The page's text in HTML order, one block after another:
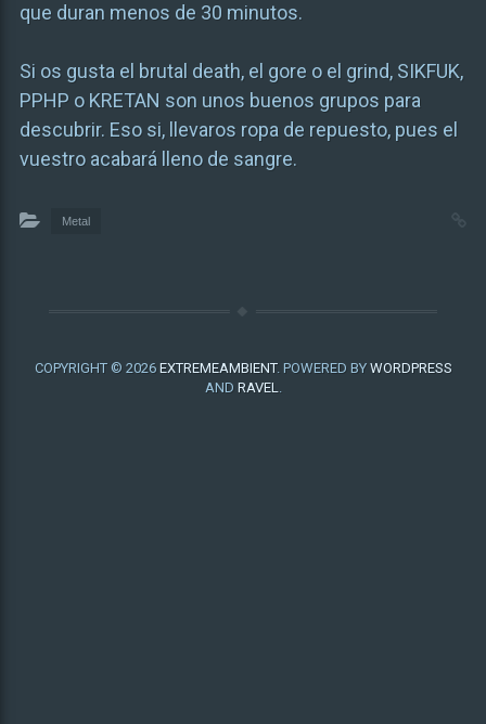
que duran menos de 30 minutos.
Si os gusta el brutal death, el gore o el grind, SIKFUK,
PPHP o KRETAN son unos buenos grupos para
descubrir. Eso si, llevaros ropa de repuesto, pues el
vuestro acabará lleno de sangre.
Metal
COPYRIGHT © 2026 EXTREMEAMBIENT. POWERED BY WORDPRESS
AND RAVEL.